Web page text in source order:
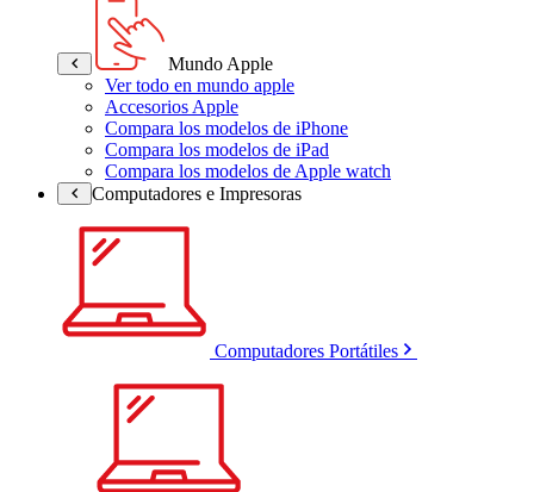
Mundo Apple
Ver todo en mundo apple
Accesorios Apple
Compara los modelos de iPhone
Compara los modelos de iPad
Compara los modelos de Apple watch
Computadores e Impresoras
Computadores Portátiles